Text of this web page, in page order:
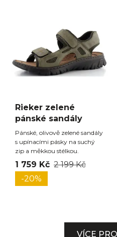
Rieker zelené
pánské sandály
Pánské, olivově zelené sandály
s upínacími pásky na suchý
zip a měkkou stélkou.
1 759 Kč 2 199 Kč
-20%
VÍCE